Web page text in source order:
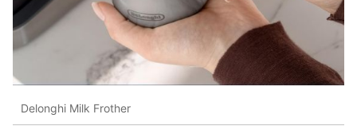
Delonghi Milk Frother